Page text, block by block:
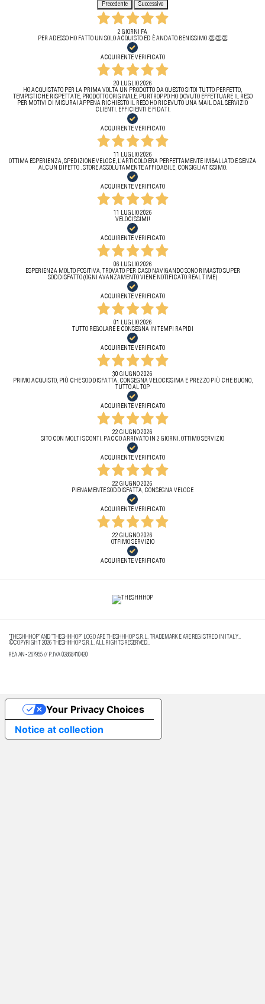
Precedente
Successivo
2 GIORNI FA
PER ADESSO HO FATTO UN SOLO ACQUISTO ED È ANDATO BENISSIMO 👏👏👏
ACQUIRENTE VERIFICATO
20 LUGLIO 2026
HO ACQUISTATO PER LA PRIMA VOLTA UN PRODOTTO DA QUESTO SITO! TUTTO PERFETTO,
TEMPISTICHE RISPETTATE, PRODOTTO ORIGINALE. PURTROPPO HO DOVUTO EFFETTUARE IL RESO
PER MOTIVI DI MISURA! APPENA RICHIESTO IL RESO HO RICEVUTO UNA MAIL DAL SERVIZIO
CLIENTI. EFFICIENTI E FIDATI.
ACQUIRENTE VERIFICATO
11 LUGLIO 2026
OTTIMA ESPERIENZA, SPEDIZIONE VELOCE, L’ARTICOLO ERA PERFETTAMENTE IMBALLATO E SENZA
ALCUN DIFETTO . STORE ASSOLUTAMENTE AFFIDABILE, CONSIGLIATISSIMO.
ACQUIRENTE VERIFICATO
11 LUGLIO 2026
VELOCISSIMI!
ACQUIRENTE VERIFICATO
06 LUGLIO 2026
ESPERIENZA MOLTO POSITIVA, TROVATO PER CASO NAVIGANDO SONO RIMASTO SUPER
SODDISFATTO (OGNI AVANZAMENTO VIENE NOTIFICATO REAL TIME)
ACQUIRENTE VERIFICATO
01 LUGLIO 2026
TUTTO REGOLARE E CONSEGNA IN TEMPI RAPIDI
ACQUIRENTE VERIFICATO
30 GIUGNO 2026
PRIMO ACQUISTO, PIÙ CHE SODDISFATTA, CONSEGNA VELOCISSIMA E PREZZO PIÙ CHE BUONO,
TUTTO AL TOP
ACQUIRENTE VERIFICATO
22 GIUGNO 2026
SITO CON MOLTI SCONTI. PACCO ARRIVATO IN 2 GIORNI. OTTIMO SERVIZIO
ACQUIRENTE VERIFICATO
22 GIUGNO 2026
PIENAMENTE SODDISFATTA, CONSEGNA VELOCE
ACQUIRENTE VERIFICATO
22 GIUGNO 2026
OTFIMO SERVIZIO
ACQUIRENTE VERIFICATO
"THESHHHOP" AND "THESHHHOP" LOGO ARE THESHHHOP S.R.L. TRADEMARK E ARE REGISTRED IN ITALY..
©COPYRIGHT 2026 THESHHHOP S.R.L. ALL RIGHTS RESERVED..
REA AN - 267955 // P.IVA 02868410420
Notice at collection
Your Privacy Choices